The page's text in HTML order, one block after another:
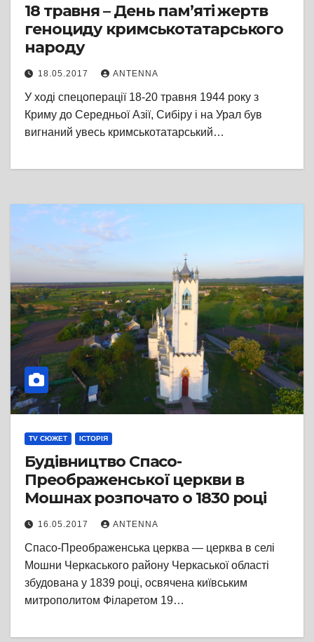
18 травня – День пам’яті жертв
геноциду кримськотатарського
народу
18.05.2017 ANTENNA
У ході спецоперації 18-20 травня 1944 року з
Криму до Середньої Азії, Сибіру і на Урал був
вигнаний увесь кримськотатарський…
TV СЮЖЕТ ІСТОРІЯ
Будівництво Спасо-
Преображенської церкви в
Мошнах розпочато о 1830 році
16.05.2017 ANTENNA
Спасо-Преображенська церква — церква в селі
Мошни Черкаського району Черкаської області
збудована у 1839 році, освячена київським
митрополитом Філаретом 19…